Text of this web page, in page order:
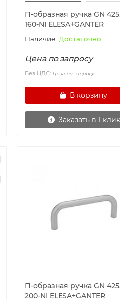
П-образная ручка GN
160-NI ELESA+GANTER
Достаточно
Цена по запросу
Без НДС: Цена по запросу
В корзину
Заказать в 1 клик
П-образная ручка GN
200-NI ELESA+GANTER